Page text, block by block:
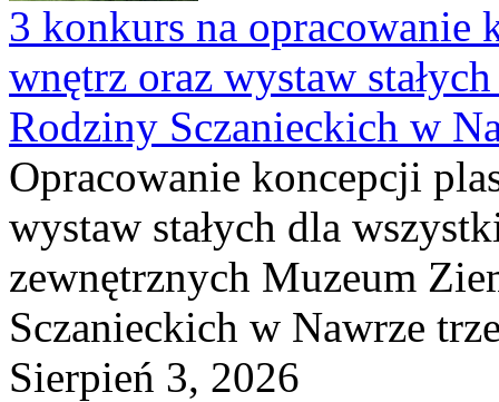
3 konkurs na opracowanie
wnętrz oraz wystaw
Rodziny Sczanieckich w
Opracowanie koncepcji
wystaw stałych dla
zewnętrznych Muzeum
Sczanieckich w Nawrze
Sierpień 3, 2026